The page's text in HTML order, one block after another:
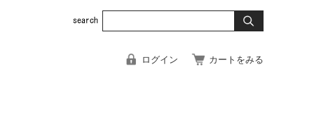
ログイン カートをみる